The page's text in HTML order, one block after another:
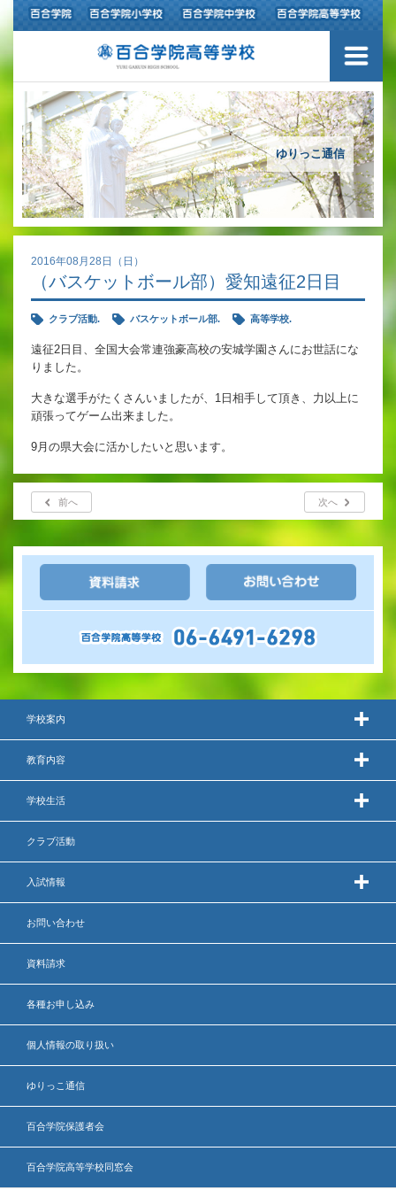
ゆりっこ通信
2016年08月28日（日）
（バスケットボール部）愛知遠征2日目
クラブ活動. バスケットボール部. 高等学校.
遠征2日目、全国大会常連強豪高校の安城学園さんにお世話にな
りました。
大きな選手がたくさんいましたが、1日相手して頂き、力以上に
頑張ってゲーム出来ました。
9月の県大会に活かしたいと思います。
前へ 次へ
学校案内
教育内容
学校生活
クラブ活動
入試情報
お問い合わせ
資料請求
各種お申し込み
個人情報の取り扱い
ゆりっこ通信
百合学院保護者会
百合学院高等学校同窓会
学校紹介
アクセスマップ
沿革
アカデミックリサーチコース
英語教育
両コース共通の取り組み
ゆりっこおすすめの
学校スポット
行事スケジュール
制服紹介
2027年度 入試について
出願時申請書類ダウンロード